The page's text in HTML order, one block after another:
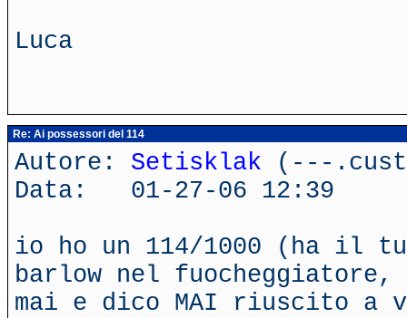
Luca
Re: Ai possessori del 114
Autore: Setisklak (---
Data: 01-27-06 12:39
io ho un 114/1000 (ha il
barlow nel fuocheggiatore,
mai e dico MAI riuscito a